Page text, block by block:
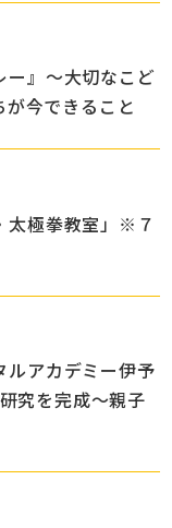
』～大切なこど
今できること
太極拳教室」※７
ルアカデミー伊予
究を完成～親子